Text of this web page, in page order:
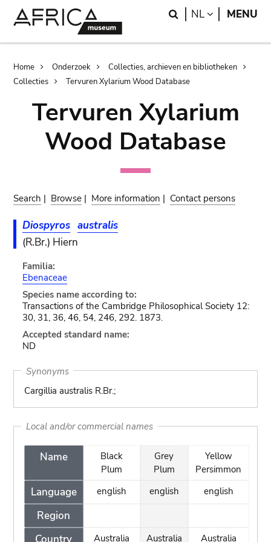
Search
NL LANGUAGE
MENU
Breadcrumb
Home Onderzoek
Collecties, archieven en bibliotheken
Collecties
Tervuren Xylarium Wood Database
Tervuren Xylarium
Wood Database
Search | Browse | More information | Contact persons
Diospyros australis
(R.Br.) Hiern
Familia:
Ebenaceae
Species name according to:
Transactions of the Cambridge Philosophical Society 12:
30, 31, 36, 46, 54, 246, 292. 1873.
Accepted standard name:
ND
Synonyms
Cargillia australis R.Br.;
Local and/or commercial names
Name
Language
Region
Black
Plum
english
Australia
Grey
Plum
english
Australia
Yellow
Persimmon
english
Australia